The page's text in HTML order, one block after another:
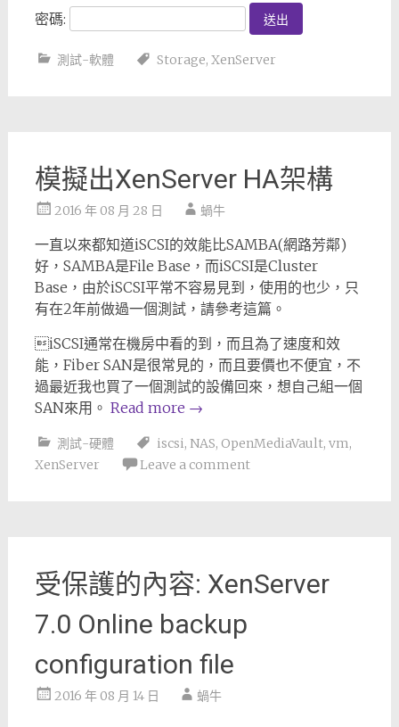
密碼:
測試-軟體 Storage, XenServer
模擬出XenServer HA架構
2016 年 08 月 28 日 蝸牛
一直以來都知道iSCSI的效能比SAMBA(網路芳鄰)
好，SAMBA是File Base，而iSCSI是Cluster
Base，由於iSCSI平常不容易見到，使用的也少，只
有在2年前做過一個測試，請參考這篇。
iSCSI通常在機房中看的到，而且為了速度和效
能，Fiber SAN是很常見的，而且要價也不便宜，不
過最近我也買了一個測試的設備回來，想自己組一個
SAN來用。 Read more →
測試-硬體 iscsi, NAS, OpenMediaVault, vm,
XenServer
Leave a comment
受保護的內容: XenServer
7.0 Online backup
configuration file
2016 年 08 月 14 日 蝸牛